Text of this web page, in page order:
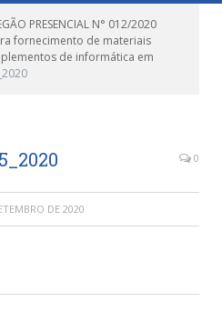
PRESENCIAL N° 012/2020
fornecimento de materiais
de informática em
0
DE 2020